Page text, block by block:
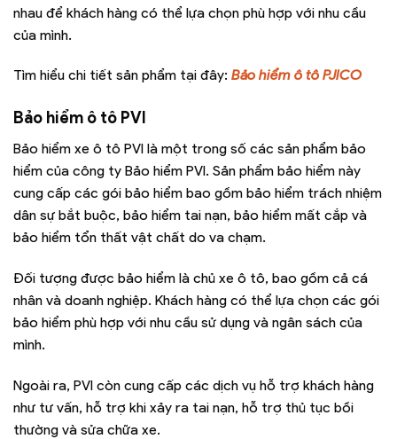
nhau để khách hàng có thể lựa chọn phù hợp với nhu cầu
của mình.
Tìm hiểu chi tiết sản phẩm tại đây: Bảo hiểm ô tô PJICO
Bảo hiểm ô tô PVI
Bảo hiểm xe ô tô PVI là một trong số các sản phẩm bảo
hiểm của công ty Bảo hiểm PVI. Sản phẩm bảo hiểm này
cung cấp các gói bảo hiểm bao gồm bảo hiểm trách nhiệm
dân sự bắt buộc, bảo hiểm tai nạn, bảo hiểm mất cắp và
bảo hiểm tổn thất vật chất do va chạm.
Đối tượng được bảo hiểm là chủ xe ô tô, bao gồm cả cá
nhân và doanh nghiệp. Khách hàng có thể lựa chọn các gói
bảo hiểm phù hợp với nhu cầu sử dụng và ngân sách của
mình.
Ngoài ra, PVI còn cung cấp các dịch vụ hỗ trợ khách hàng
như tư vấn, hỗ trợ khi xảy ra tai nạn, hỗ trợ thủ tục bồi
thường và sửa chữa xe.